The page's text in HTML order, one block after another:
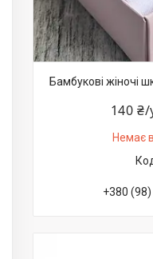
Бамбукові жіночі
140 ₴/
Немає
+380